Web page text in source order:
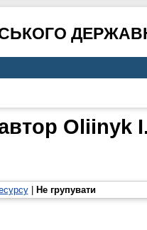
Oliinyk I.
| Не групувати